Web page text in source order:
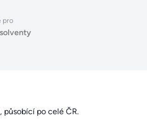
pro
působící po celé ČR.